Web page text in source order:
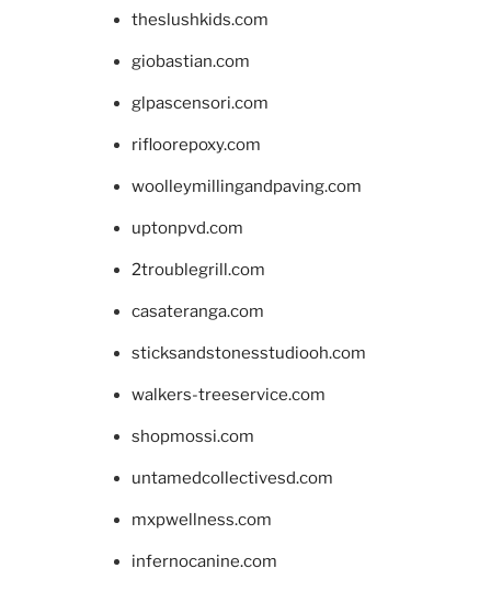
theslushkids.com
giobastian.com
glpascensori.com
rifloorepoxy.com
woolleymillingandpaving.com
uptonpvd.com
2troublegrill.com
casateranga.com
sticksandstonesstudiooh.com
walkers-treeservice.com
shopmossi.com
untamedcollectivesd.com
mxpwellness.com
infernocanine.com